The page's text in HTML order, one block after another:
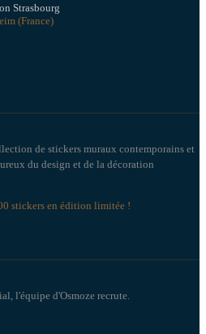
Strasbourg
(France)
de stickers muraux contemporains et
du design et de la décoration
stickers en édition limitée !
l'équipe d'Osmoze recrute.